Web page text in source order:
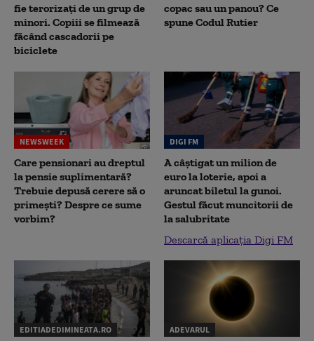
fie terorizați de un grup de
minori. Copiii se filmează
făcând cascadorii pe
biciclete
copac sau un panou? Ce
spune Codul Rutier
NEWSWEEK
Care pensionari au dreptul
la pensie suplimentară?
Trebuie depusă cerere să o
primești? Despre ce sume
vorbim?
DIGI FM
A câștigat un milion de
euro la loterie, apoi a
aruncat biletul la gunoi.
Gestul făcut muncitorii de
la salubritate
Descarcă aplicația Digi FM
EDITIADEDIMINEATA.RO ADEVARUL